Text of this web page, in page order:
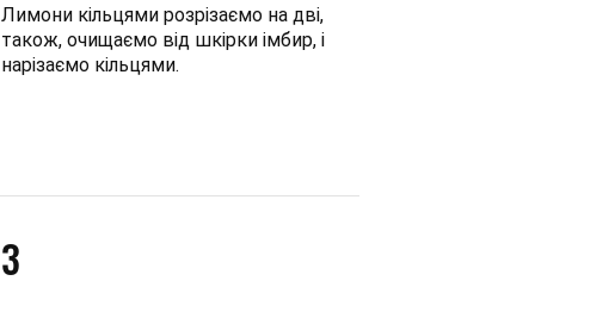
Лимони кільцями розрізаємо на дві,
також, очищаємо від шкірки імбир, і
нарізаємо кільцями.
3